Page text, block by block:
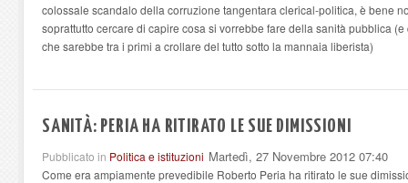
colossale scandalo della corruzione tangentara clerical-politica, è bene
soprattutto cercare di capire cosa si vorrebbe fare della sanità pubblica
che sarebbe tra i primi a crollare del tutto sotto la mannaia liberista)
SANITÀ: PERIA HA RITIRATO LE SUE DIMISSIONI
Pubblicato in Politica e istituzioni Martedì, 27 Novembre 2012 07:40
Come era ampiamente prevedibile Roberto Peria ha ritirato le sue